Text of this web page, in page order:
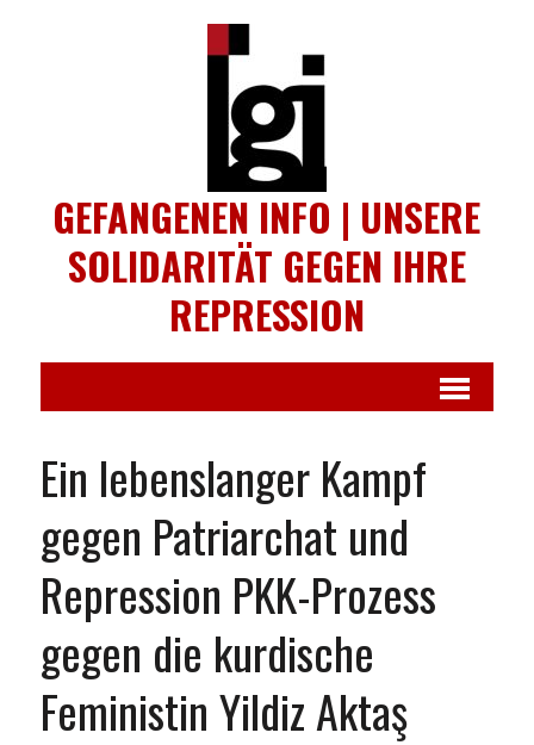
GEFANGENEN INFO | UNSERE
SOLIDARITÄT GEGEN IHRE
REPRESSION
Ein lebenslanger Kampf
gegen Patriarchat und
Repression PKK-Prozess
gegen die kurdische
Feministin Yildiz Aktaş